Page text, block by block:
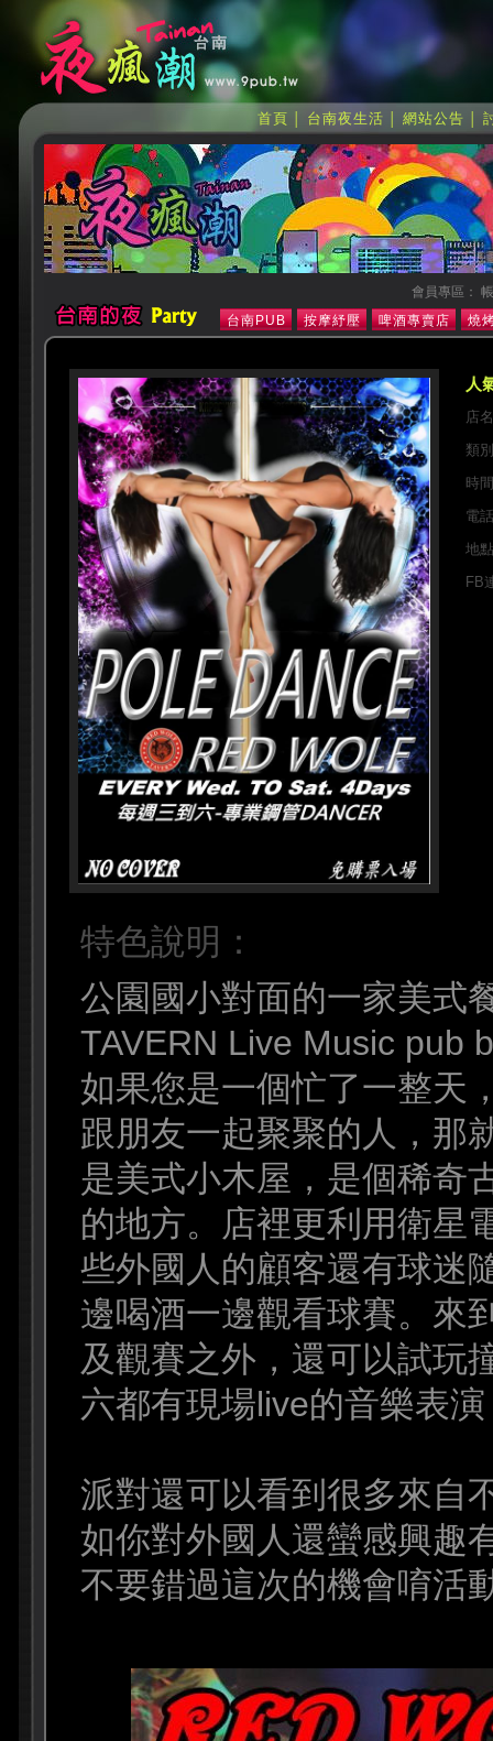
首頁 台南夜生活 網站公告
會員專區：
台南PUB
按摩紓壓 啤酒專賣店 燒
人
店
類
時
電
地
FB
特色說明：
公園國小對面的一家美式
TAVERN Live Music pub
如果您是一個忙了一整天
跟朋友一起聚聚的人，那
是美式小木屋，是個稀奇
的地方。店裡更利用衛星
些外國人的顧客還有球迷
邊喝酒一邊觀看球賽。來
及觀賽之外，還可以試玩
六都有現場live的音樂表演
派對還可以看到很多來自
如你對外國人還蠻感興趣
不要錯過這次的機會唷活